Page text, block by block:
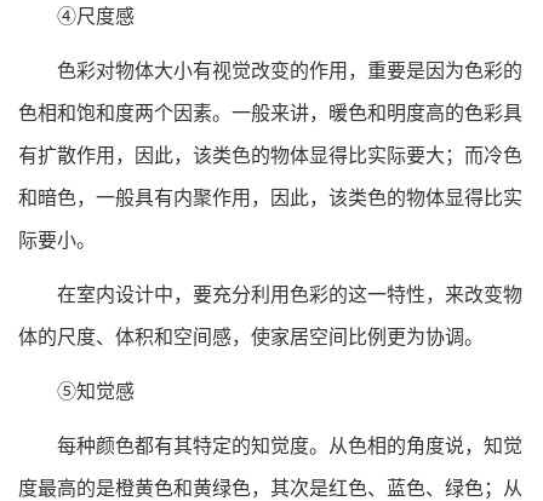
④尺度感
色彩对物体大小有视觉改变的作用，重要是因为色彩的
色相和饱和度两个因素。一般来讲，暖色和明度高的色彩具
有扩散作用，因此，该类色的物体显得比实际要大；而冷色
和暗色，一般具有内聚作用，因此，该类色的物体显得比实
际要小。
在室内设计中，要充分利用色彩的这一特性，来改变物
体的尺度、体积和空间感，使家居空间比例更为协调。
⑤知觉感
每种颜色都有其特定的知觉度。从色相的角度说，知觉
度最高的是橙黄色和黄绿色，其次是红色、蓝色、绿色；从